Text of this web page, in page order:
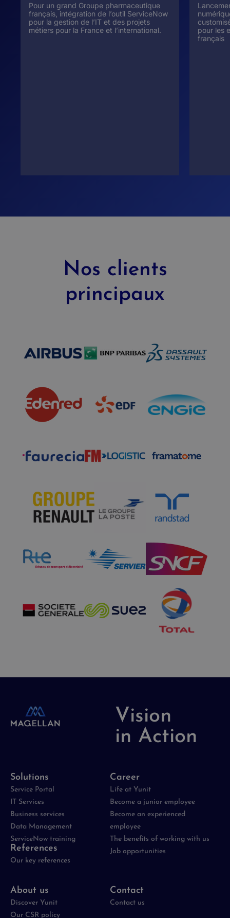
Pour un grand Groupe pharmaceutique
français, intégration de l’outil ServiceNow
pour la gestion de l’IT et des projets
métiers pour la France et l’international.
pour les
français
Nos clients
principaux
Vision
in Action
Solutions
Service Portal
IT Services
Business services
Data Management
ServiceNow training
References
Our key references
Career
Life at Yunit
Become a junior employee
Become an experienced
employee
The benefits of working with us
Job opportunities
About us
Discover Yunit
Our CSR policy
Contact
Contact us